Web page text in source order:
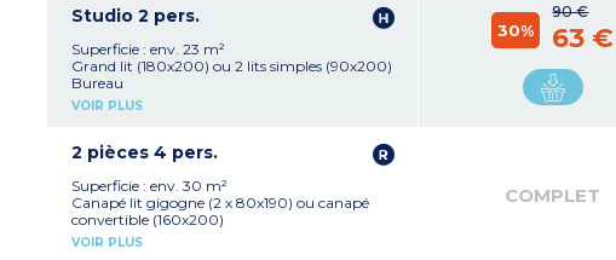
Studio 2 pers.
Superficie : env. 23 m²
Grand lit (180x200) ou 2 lits simples (90x200)
Bureau
Cuisine équipée (plaque électrique, hotte,
Salle de bain avec baignoire, sèche-cheveux,
sèche-serviettes
Coffre-fort
VOIR PLUS
90 €
30% 63 €
2 pièces 4 pers.
Superficie : env. 30 m²
Canapé lit gigogne (2 x 80x190) ou canapé
convertible (160x200)
Bureau
VOIR PLUS
COMPLET